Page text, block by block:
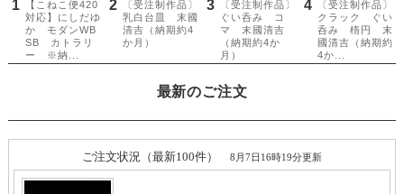
最新のご注文